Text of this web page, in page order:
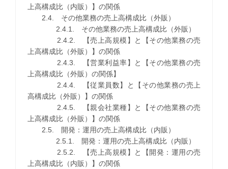
上高構成比（内販）】の関係
2.4. その他業務の売上高構成比（外販）
2.4.1. その他業務の売上高構成比（外販）
2.4.2. 【売上高規模】と【その他業務の売
上高構成比（外販）】の関係
2.4.3. 【営業利益率】と【その他業務の売
上高構成比（外販）の関係】
2.4.4. 【従業員数】と【その他業務の売上
高構成比（外販）】の関係
2.4.5. 【親会社業種】と【その他業務の売
上高構成比（外販）】の関係
2.5. 開発：運用の売上高構成比（内販）
2.5.1. 開発：運用の売上高構成比（内販）
2.5.2. 【売上高規模】と【開発：運用の売
上高構成比（内販）】の関係